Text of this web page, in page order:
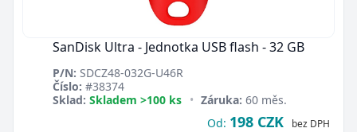
SanDisk Ultra - Jednotka USB flash - 32 GB
P/N: SDCZ48-032G-U46R
Číslo: #38374
Sklad: Skladem >100 ks • Záruka: 60 měs.
Od: 198 CZK bez DPH